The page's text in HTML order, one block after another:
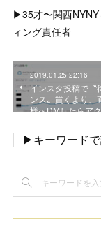
▶︎35才〜関西
ィング責任者
2019.01.25 22:16
インスタ投稿で〝
ンス〟貫くより、
様へDMしたらア
▶キーワード